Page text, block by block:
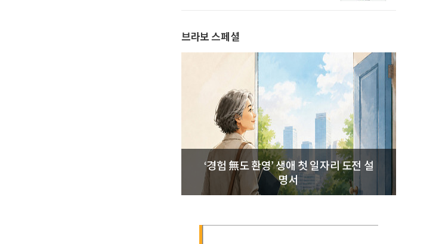
브라보 스페셜
‘경험 無도 환영’ 생애 첫 일자리 도전 설
명서